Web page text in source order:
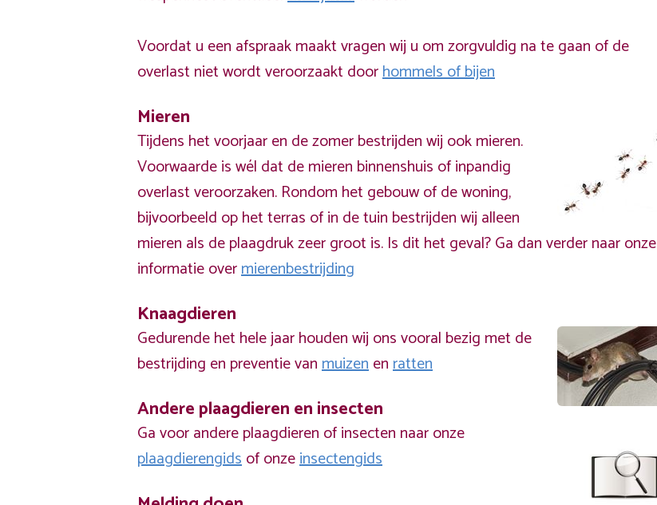
Voordat u een afspraak maakt vragen wij u om zorgvuldig na te gaan of de
overlast niet wordt veroorzaakt doorhommels of bijen
Mieren
Tijdens het voorjaar en de zomer bestrijden wij ook mieren.
Voorwaarde is wél dat de mieren binnenshuis of inpandig
overlast veroorzaken. Rondom het gebouw of de woning,
bijvoorbeeld op het terras of in de tuin bestrijden wij alleen
mieren als de plaagdruk zeer groot is. Is dit het geval? Ga dan verder naar onze
informatie overmierenbestrijding
Knaagdieren
Gedurende het hele jaar houden wij ons vooral bezig met de
bestrijding en preventie vanmuizenenratten
Andere plaagdieren en insecten
Ga voor andere plaagdieren of insecten naar onze
plaagdierengidsof onzeinsectengids